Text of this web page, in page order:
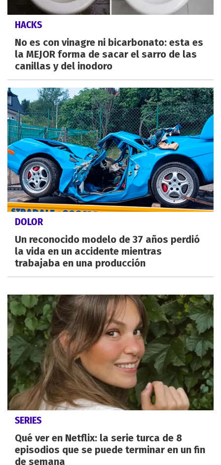
HACKS
No es con vinagre ni bicarbonato: esta es
la MEJOR forma de sacar el sarro de las
canillas y del inodoro
DOLOR
Un reconocido modelo de 37 años perdió
la vida en un accidente mientras
trabajaba en una producción
SERIES
Qué ver en Netflix: la serie turca de 8
episodios que se puede terminar en un fin
de semana